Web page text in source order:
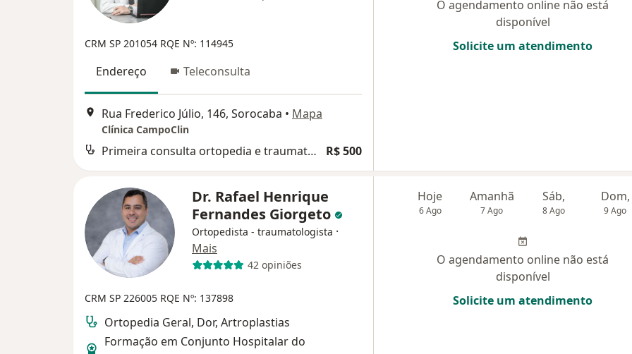
CRM SP 201054 RQE Nº: 114945
Endereço Teleconsulta
Rua Frederico Júlio, 146, Sorocaba • Mapa
Clínica CampoClin
Primeira consulta ortopedia e traumatologia R$ 500
O agendamento online não está
disponível
Solicite um atendimento
Dr. Rafael Henrique
Fernandes Giorgeto
Ortopedista - traumatologista ·
Mais
42 opiniões
CRM SP 226005 RQE Nº: 137898
Ortopedia Geral, Dor, Artroplastias
Formação em Conjunto Hospitalar do
Hoje
6 Ago
Amanhã
7 Ago
Sáb,
8 Ago
Dom,
9 Ago
O agendamento online não está
disponível
Solicite um atendimento